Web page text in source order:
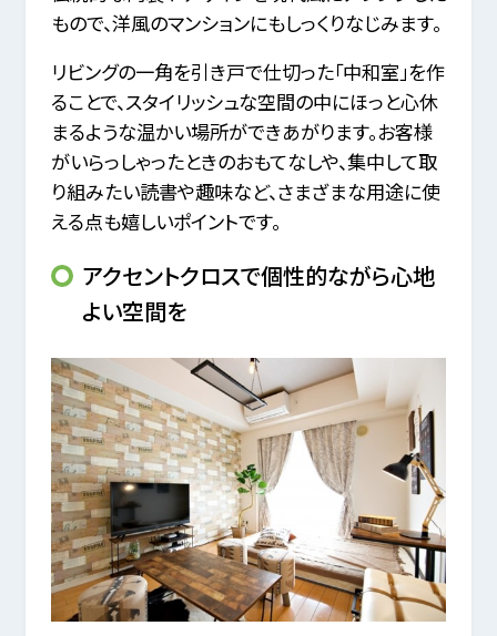
もので、洋風のマンションにもしっくりなじみます。
リビングの一角を引き戸で仕切った「中和室」を作
ることで、スタイリッシュな空間の中にほっと心休
まるような温かい場所ができあがります。お客様
がいらっしゃったときのおもてなしや、集中して取
り組みたい読書や趣味など、さまざまな用途に使
える点も嬉しいポイントです。
アクセントクロスで個性的ながら心地
よい空間を